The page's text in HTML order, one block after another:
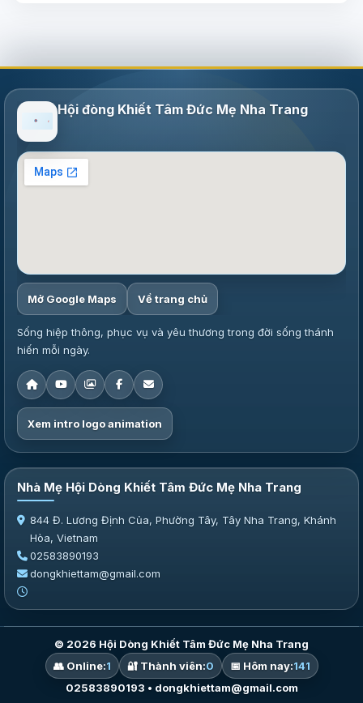
Hội đòng Khiết Tâm Đức Mẹ Nha Trang
Mở Google Maps Về trang chủ
Sống hiệp thông, phục vụ và yêu thương trong đời sống thánh
hiến mỗi ngày.
Xem intro logo animation
Nhà Mẹ Hội Dòng Khiết Tâm Đức Mẹ Nha Trang
844 Đ. Lương Định Của, Phường Tây, Tây Nha Trang, Khánh
Hòa, Vietnam
02583890193
dongkhiettam@gmail.com
© 2026 Hội Dòng Khiết Tâm Đức Mẹ Nha Trang
👥 Online:1 🔐 Thành viên:0 📅 Hôm nay:141
02583890193 • dongkhiettam@gmail.com